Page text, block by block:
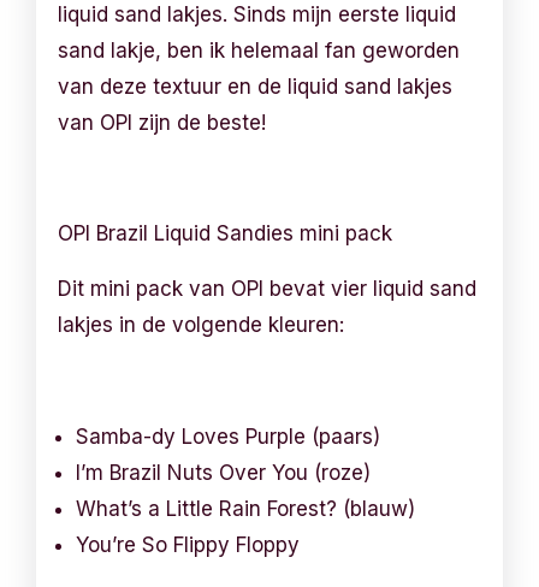
liquid sand lakjes. Sinds mijn eerste liquid
sand lakje, ben ik helemaal fan geworden
van deze textuur en de liquid sand lakjes
van OPI zijn de beste!
OPI Brazil Liquid Sandies mini pack
Dit mini pack van OPI bevat vier liquid sand
lakjes in de volgende kleuren:
Samba-dy Loves Purple (paars)
I’m Brazil Nuts Over You (roze)
What’s a Little Rain Forest? (blauw)
You’re So Flippy Floppy